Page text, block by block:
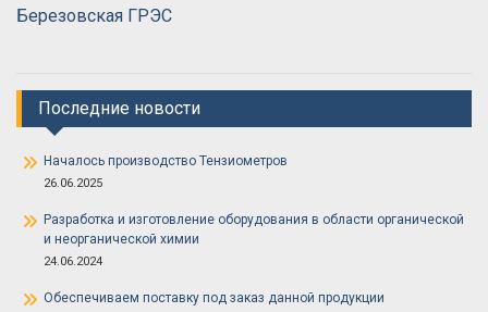
Березовская ГРЭС
Последние новости
Началось производство Тензиометров
26.06.2025
Разработка и изготовление оборудования в области органической
и неорганической химии
24.06.2024
Обеспечиваем поставку под заказ данной продукции